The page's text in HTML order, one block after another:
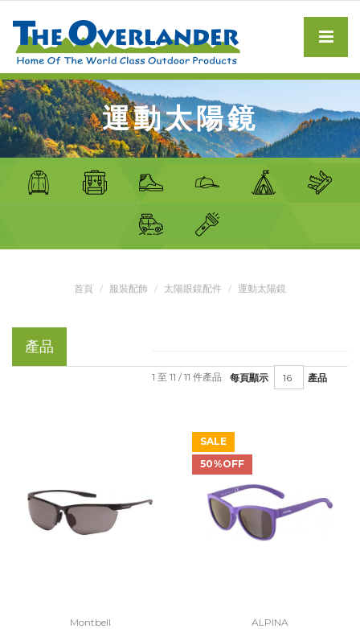
運動太陽鏡
首頁 服裝配飾 太陽眼鏡配件 運動太陽鏡
產品
每頁顯示 產品
1 至 11 / 11 件產品
Montbell
SALE
50%OFF
ALPINA